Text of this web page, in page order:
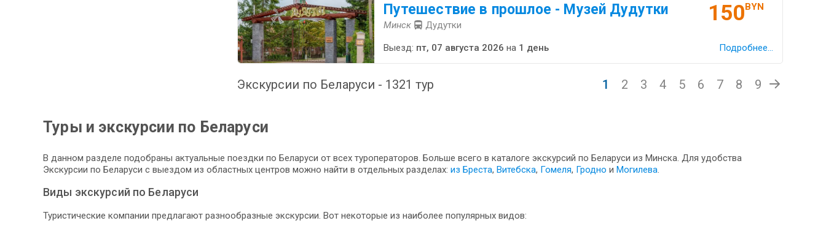
Путешествие в прошлое - Музей Дудутки
Минск Дудутки 150BYN
Выезд: пт, 07 августа 2026 на 1 день Подробнее...
Экскурсии по Беларуси - 1321 тур 1 2 3 4 5 6 7 8 9
Туры и экскурсии по Беларуси
В данном разделе подобраны актуальные поездки по Беларуси от всех туроператоров. Больше всего в каталоге экскурсий по Беларуси из Минска. Для удобства
Экскурсии по Беларуси с выездом из областных центров можно найти в отдельных разделах: из Бреста, Витебска, Гомеля, Гродно и Могилева.
Виды экскурсий по Беларуси
Туристические компании предлагают разнообразные экскурсии. Вот некоторые из наиболее популярных видов: